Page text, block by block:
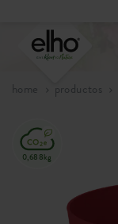
home productos
0,688kg